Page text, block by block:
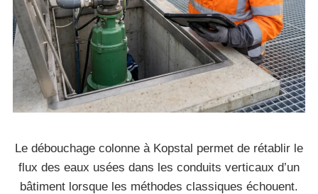
Le débouchage colonne à Kopstal permet de rétablir le
flux des eaux usées dans les conduits verticaux d’un
bâtiment lorsque les méthodes classiques échouent.